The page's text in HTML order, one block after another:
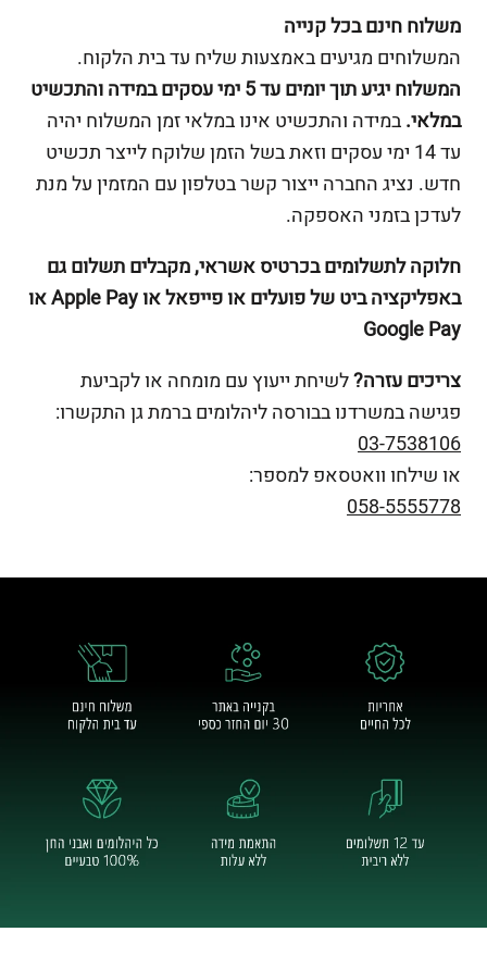
משלוח חינם בכל קנייה
המשלוחים מגיעים באמצעות שליח עד בית הלקוח.
המשלוח יגיע תוך יומים עד 5 ימי עסקים במידה והתכשיט
במלאי.במידה והתכשיט אינו במלאי זמן המשלוח יהיה
עד 14 ימי עסקים וזאת בשל הזמן שלוקח לייצר תכשיט
חדש. נציג החברה ייצור קשר בטלפון עם המזמין על מנת
לעדכן בזמני האספקה.
חלוקה לתשלומים בכרטיס אשראי, מקבלים תשלום גם
באפליקציה ביט של פועלים או פייפאל או Apple Pay או
Google Pay
צריכים עזרה?לשיחת ייעוץ עם מומחה או לקביעת
פגישה במשרדנו בבורסה ליהלומים ברמת גן התקשרו:
03-7538106
או שילחו וואטסאפ למספר:
058-5555778